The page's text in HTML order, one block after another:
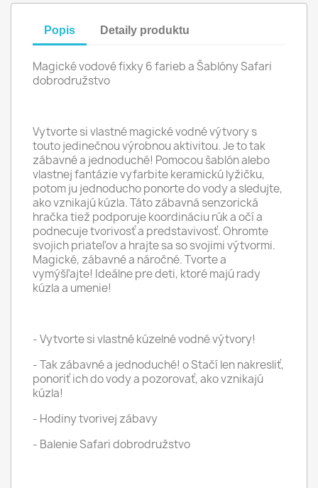
Popis Detaily produktu
Magické vodové fixky 6 farieb a Šablóny Safari
dobrodružstvo
Vytvorte si vlastné magické vodné výtvory s
touto jedinečnou výrobnou aktivitou. Je to tak
zábavné a jednoduché! Pomocou šablón alebo
vlastnej fantázie vyfarbite keramickú lyžičku,
potom ju jednoducho ponorte do vody a sledujte,
ako vznikajú kúzla. Táto zábavná senzorická
hračka tiež podporuje koordináciu rúk a očí a
podnecuje tvorivosť a predstavivosť. Ohromte
svojich priateľov a hrajte sa so svojimi výtvormi.
Magické, zábavné a náročné. Tvorte a
vymýšľajte! Ideálne pre deti, ktoré majú rady
kúzla a umenie!
- Vytvorte si vlastné kúzelné vodné výtvory!
- Tak zábavné a jednoduché! o Stačí len nakresliť,
ponoriť ich do vody a pozorovať, ako vznikajú
kúzla!
- Hodiny tvorivej zábavy
- Balenie Safari dobrodružstvo